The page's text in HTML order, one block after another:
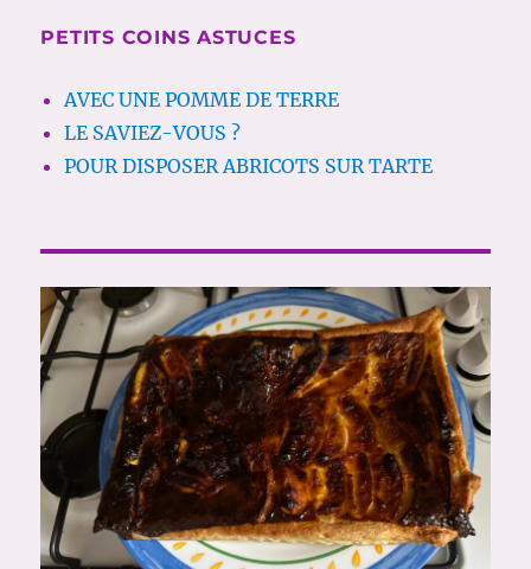
PETITS COINS ASTUCES
AVEC UNE POMME DE TERRE
LE SAVIEZ-VOUS ?
POUR DISPOSER ABRICOTS SUR TARTE